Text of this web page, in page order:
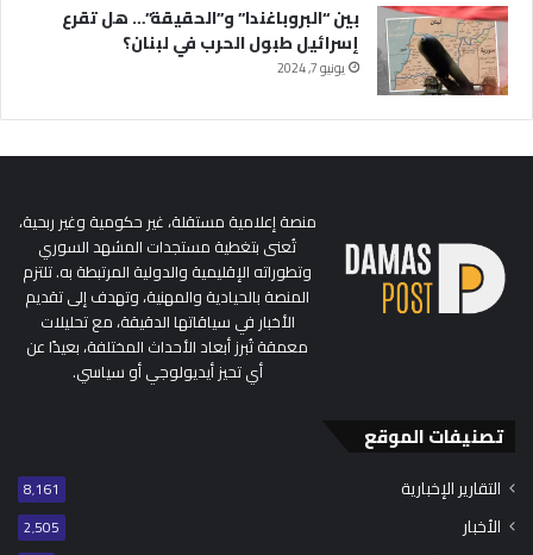
بين “البروباغندا” و”الحقيقة”… هل تقرع
إسرائيل طبول الحرب في لبنان؟
يونيو 7, 2024
منصة إعلامية مستقلة، غير حكومية وغير ربحية،
تُعنى بتغطية مستجدات المشهد السوري
وتطوراته الإقليمية والدولية المرتبطة به. تلتزم
المنصة بالحيادية والمهنية، وتهدف إلى تقديم
الأخبار في سياقاتها الدقيقة، مع تحليلات
معمقة تُبرز أبعاد الأحداث المختلفة، بعيدًا عن
أي تحيز أيديولوجي أو سياسي.
تصنيفات الموقع
التقارير الإخبارية 8٬161
الأخبار 2٬505